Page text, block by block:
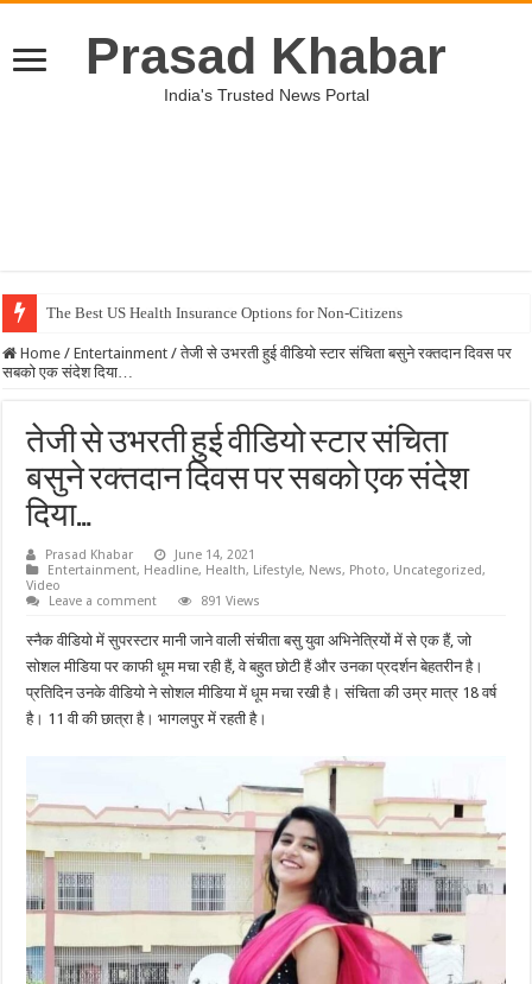
Prasad Khabar
India's Trusted News Portal
The Best US Health Insurance Options for Non-Citizens
Home / Entertainment / तेजी से उभरती हुई वीडियो स्टार संचिता बसुने रक्तदान दिवस पर
सबको एक संदेश दिया…
तेजी से उभरती हुई वीडियो स्टार संचिता
बसुने रक्तदान दिवस पर सबको एक संदेश
दिया…
Prasad Khabar
June 14, 2021
Entertainment, Headline, Health, Lifestyle, News, Photo, Uncategorized,
Video
Leave a comment
891 Views
स्नैक वीडियो में सुपरस्टार मानी जाने वाली संचीता बसु युवा अभिनेत्रियों में से एक हैं, जो
सोशल मीडिया पर काफी धूम मचा रही हैं, वे बहुत छोटी हैं और उनका प्रदर्शन बेहतरीन है।
प्रतिदिन उनके वीडियो ने सोशल मीडिया में धूम मचा रखी है। संचिता की उम्र मात्र 18 वर्ष
है। 11 वी की छात्रा है। भागलपुर में रहती है।